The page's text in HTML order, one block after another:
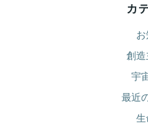
カ
創
宇
最近
生